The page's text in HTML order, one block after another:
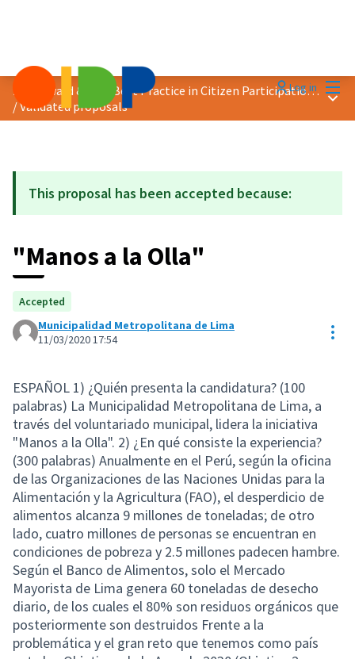
Log in
2020 Award &quot;Best Practice in Citizen Participation&quot;
/Validated proposals
Main
This proposal has been accepted because:
"Manos a la Olla"
Accepted
Municipalidad Metropolitana de Lima
11/03/2020 17:54
ESPAÑOL 1) ¿Quién presenta la candidatura? (100
palabras) La Municipalidad Metropolitana de Lima, a
través del voluntariado municipal, lidera la iniciativa
"Manos a la Olla". 2) ¿En qué consiste la experiencia?
(300 palabras) Anualmente en el Perú, según la oficina
de las Organizaciones de las Naciones Unidas para la
Alimentación y la Agricultura (FAO), el desperdicio de
alimentos alcanza 9 millones de toneladas; de otro
lado, cuatro millones de personas se encuentran en
condiciones de pobreza y 2.5 millones padecen hambre.
Según el Banco de Alimentos, solo el Mercado
Mayorista de Lima genera 60 toneladas de desecho
diario, de los cuales el 80% son residuos orgánicos que
posteriormente son destruidos Frente a la
problemática y el gran reto que tenemos como país